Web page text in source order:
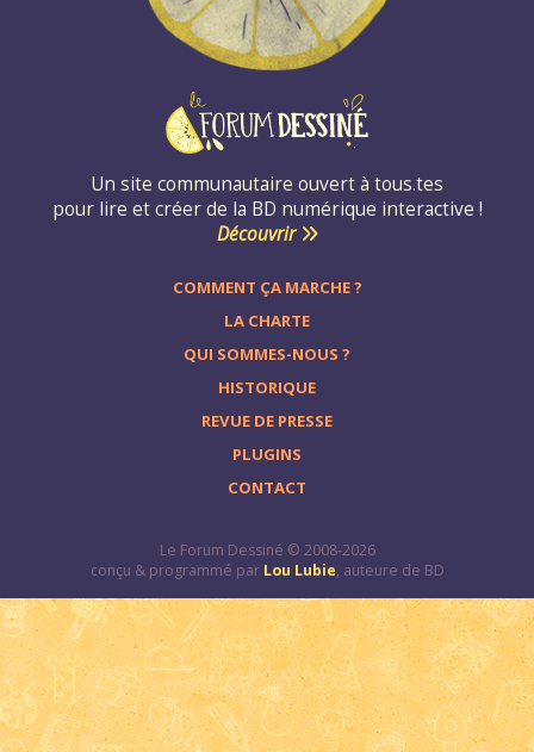
Un site communautaire ouvert à tous.tes
pour lire et créer de la BD numérique interactive !
Découvrir
COMMENT ÇA MARCHE ?
LA CHARTE
QUI SOMMES-NOUS ?
HISTORIQUE
REVUE DE PRESSE
PLUGINS
CONTACT
Le Forum Dessiné © 2008-2026
conçu & programmé par Lou Lubie, auteure de BD